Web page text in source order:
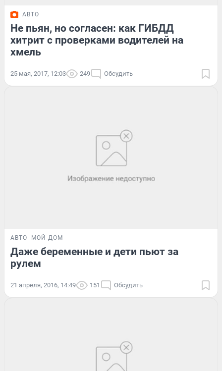
АВТО
Не пьян, но согласен: как ГИБДД
хитрит с проверками водителей на
хмель
25 мая, 2017, 12:03 249 Обсудить
АВТО МОЙ ДОМ
Даже беременные и дети пьют за
рулем
21 апреля, 2016, 14:49 151 Обсудить